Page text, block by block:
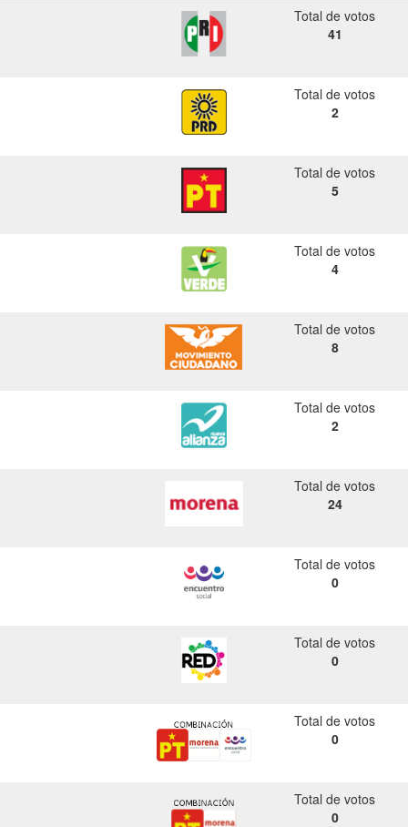
Total de votos
41
Total de votos
2
Total de votos
5
Total de votos
4
Total de votos
8
Total de votos
2
Total de votos
24
Total de votos
0
Total de votos
0
Total de votos
0
Total de votos
0